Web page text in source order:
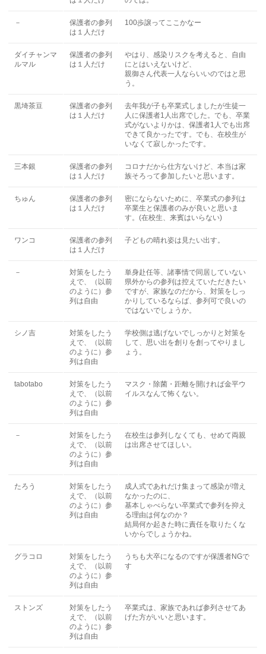
－
保護者の参列
は１人だけ
100歩譲ってここかなー
ダイチャンマ
ルマル
保護者の参列
は１人だけ
やはり、感染リスクを考えると、自由
にとはいえないけど、
親御さん代表一人ならいいのではと思
う。
黒埼茶豆
保護者の参列
は１人だけ
去年我が子も卒業式しましたが生徒一
人に保護者1人出席でした。でも、卒業
式がないよりかは、保護者1人でも出席
できて良かったです。でも、在校生が
いなくて寂しかったです。
三本銀
保護者の参列
は１人だけ
コロナだから仕方ないけど、本当は家
族そろって参加したいと思います。
ちゅん
保護者の参列
は１人だけ
密にならないために、卒業式の参列は
卒業生と保護者のみが良いと思いま
す。(在校生、来賓はいらない)
ワンコ
保護者の参列
は１人だけ
子どもの晴れ姿は見たい出す。
－
対策をしたう
えで、（以前
のように）参
列は自由
単身赴任等、諸事情で同居していない
県外からの参列は控えていただきたい
ですが、家族なのだから、対策をしっ
かりしているならば、参列可で良いの
ではないでしょうか。
シノ吉
対策をしたう
えで、（以前
のように）参
列は自由
学校側は逃げないでしっかりと対策を
して、思い出を創りを創ってやりまし
ょう。
tabotabo
対策をしたう
えで、（以前
のように）参
列は自由
マスク・除菌・距離を開ければ金平ウ
イルスなんて怖くない。
－
対策をしたう
えで、（以前
のように）参
列は自由
在校生は参列しなくても、せめて両親
は出席させてほしい。
たろう
対策をしたう
えで、（以前
のように）参
列は自由
成人式であれだけ集まって感染が増え
なかったのに、
基本しゃべらない卒業式で参列を抑え
る理由は何なのか？
結局何か起きた時に責任を取りたくな
いからでしょうかね。
グラコロ
対策をしたう
えで、（以前
のように）参
列は自由
うちも大卒になるのですが保護者NGで
す
ストンズ
対策をしたう
えで、（以前
のように）参
列は自由
卒業式は、家族であれば参列させてあ
げた方がいいと思います。